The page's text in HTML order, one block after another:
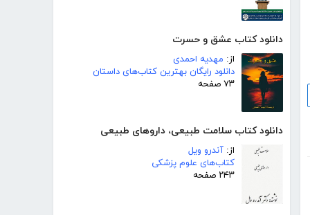
دانلود کتاب عشق و حسرت
از: مهدیه احمدی
دانلود رایگان بهترین کتاب‌های داستان
۷۳ صفحه
دانلود کتاب سلامت طبیعی، داروهای طبیعی
از: آندرو ویل
کتاب‌های علوم پزشکی
۲۴۳ صفحه